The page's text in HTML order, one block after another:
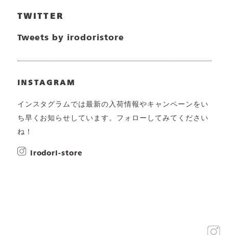
TWITTER
Tweets by irodoristore
INSTAGRAM
インスタグラムでは最新の入荷情報やキャンペーンをい
ち早くお知らせしています。フォローしてみてください
ね！
irodori-store